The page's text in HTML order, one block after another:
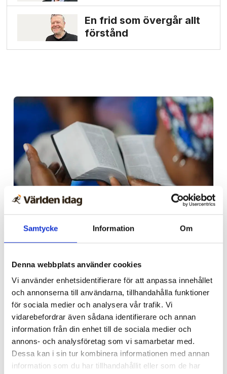
Samtycke Information Om
Denna webbplats använder cookies
Vi använder enhetsidentifierare för att anpassa innehållet
och annonserna till användarna, tillhandahålla funktioner
för sociala medier och analysera vår trafik. Vi
vidarebefordrar även sådana identifierare och annan
information från din enhet till de sociala medier och
annons- och analysföretag som vi samarbetar med.
Dessa kan i sin tur kombinera informationen med annan
information som du har tillhandahållit eller som de har
En frid som övergår allt
förstånd
Afrika
Nigeriansk kvinna ville
Bibeln i 144 timmar